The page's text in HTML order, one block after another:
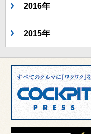
2016年
2015年